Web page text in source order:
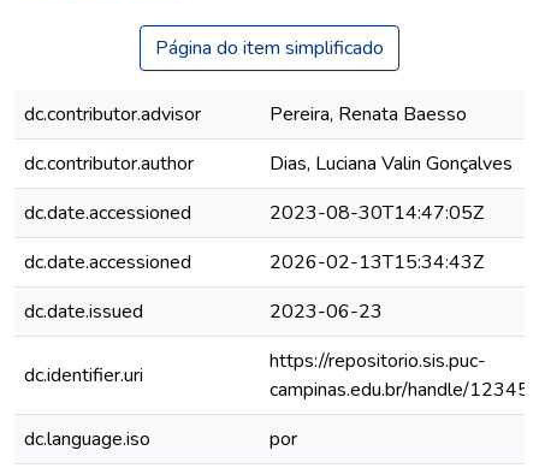
Página do item simplificado
dc.contributor.advisor
Pereira, Renata Baesso
dc.contributor.author
Dias, Luciana Valin Gonçalves
dc.date.accessioned
2023-08-30T14:47:05Z
dc.date.accessioned
2026-02-13T15:34:43Z
dc.date.issued
2023-06-23
dc.identifier.uri
https://repositorio.sis.puc-
campinas.edu.br/handle/
dc.language.iso
por